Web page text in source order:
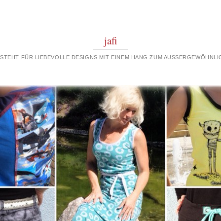
jafi
FÜR LIEBEVOLLE DESIGNS MIT EINEM HANG ZUM